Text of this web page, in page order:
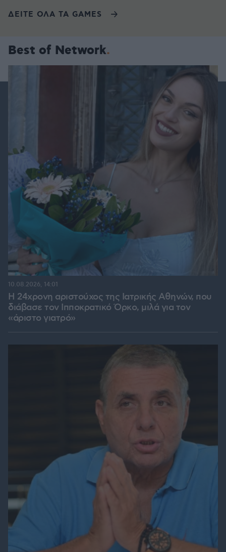
ΔΕΙΤΕ ΟΛΑ ΤΑ GAMES
Best of Network
Η 24χρονη αριστούχος της Ιατρικής Αθηνών, που
διάβασε τον Ιπποκρατικό Όρκο, μιλά για τον
«άριστο γιατρό»
10.08.2026, 14:01